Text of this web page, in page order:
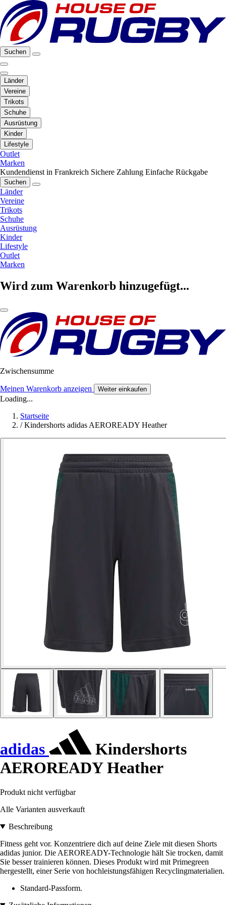
Suchen
Länder
Vereine
Trikots
Schuhe
Ausrüstung
Kinder
Lifestyle
Outlet
Marken
Kundendienst in Frankreich Sichere Zahlung Einfache Rückgabe
Suchen
Länder
Vereine
Trikots
Schuhe
Ausrüstung
Kinder
Lifestyle
Outlet
Marken
Wird zum Warenkorb hinzugefügt...
Zwischensumme
Meinen Warenkorb anzeigen Weiter einkaufen
Loading...
Startseite
/ Kindershorts adidas AEROREADY Heather
adidas
Kindershorts
AEROREADY Heather
Produkt nicht verfügbar
Alle Varianten ausverkauft
Beschreibung
Fitness geht vor. Konzentriere dich auf deine Ziele mit diesen Shorts
adidas junior. Die AEROREADY-Technologie hält Sie trocken, damit
Sie besser trainieren können. Dieses Produkt wird mit Primegreen
hergestellt, einer Serie von hochleistungsfähigen Recyclingmaterialien.
Standard-Passform.